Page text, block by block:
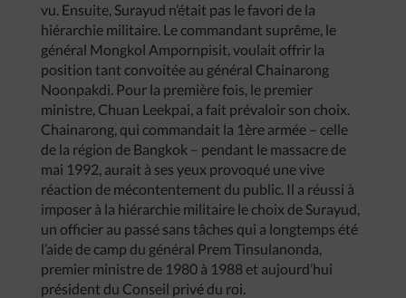
vu. Ensuite, Surayud n’était pas le favori de la
hiérarchie militaire. Le commandant suprême, le
général Mongkol Ampornpisit, voulait offrir la
position tant convoitée au général Chainarong
Noonpakdi. Pour la première fois, le premier
ministre, Chuan Leekpai, a fait prévaloir son choix.
Chainarong, qui commandait la 1ère armée – celle
de la région de Bangkok – pendant le massacre de
mai 1992, aurait à ses yeux provoqué une vive
réaction de mécontentement du public. Il a réussi à
imposer à la hiérarchie militaire le choix de Surayud,
un officier au passé sans tâches qui a longtemps été
l’aide de camp du général Prem Tinsulanonda,
premier ministre de 1980 à 1988 et aujourd’hui
président du Conseil privé du roi.